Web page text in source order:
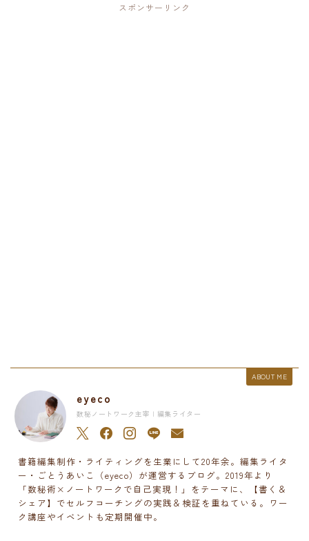
スポンサーリンク
ABOUT ME
eyeco
数秘ノートワーク主宰 | 編集ライター
書籍編集制作・ライティングを生業にして20年余。編集ライタ
ー・ごとうあいこ（eyeco）が運営するブログ。2019年より
「数秘術×ノートワークで自己実現！」をテーマに、【書く＆
シェア】でセルフコーチングの実践＆検証を重ねている。ワー
ク講座やイベントも定期開催中。